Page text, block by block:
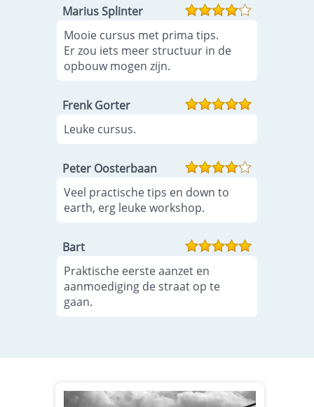
Marius Splinter
Mooie cursus met prima tips.
Er zou iets meer structuur in de
opbouw mogen zijn.
Frenk Gorter
Leuke cursus.
Peter Oosterbaan
Veel practische tips en down to
earth, erg leuke workshop.
Bart
Praktische eerste aanzet en
aanmoediging de straat op te
gaan.